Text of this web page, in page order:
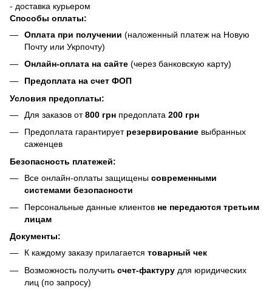
- доставка курьером
Способы оплаты:
Оплата при получении (наложенный платеж на Новую
Почту или Укрпочту)
Онлайн-оплата на сайте (через банковскую карту)
Предоплата на счет ФОП
Условия предоплаты:
Для заказов от800 грн предоплата 200 грн
Предоплата гарантирует резервирование выбранных
саженцев
Безопасность платежей:
Все онлайн-оплаты защищены современными
системами безопасности
Персональные данные клиентов не передаются третьим
лицам
Документы:
К каждому заказу прилагается товарный чек
Возможность получить счет-фактуру для юридических
лиц (по запросу)